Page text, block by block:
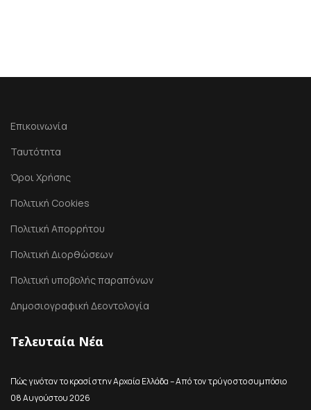
Επικοινωνία
Ταυτότητα
Όροι Χρήσης
Πολιτική Cookies
Πολιτική Απορρήτου
Πολιτική Διορθώσεων
Πολιτική υποβολής παραπόνων
Δημοσιογραφική Δεοντολογία
Τελευταία Νέα
Πώς γινόταν το κρασί στην Αρχαία Ελλάδα – Από τον τρύγο στο συμπόσιο
08 Αυγούστου 2026